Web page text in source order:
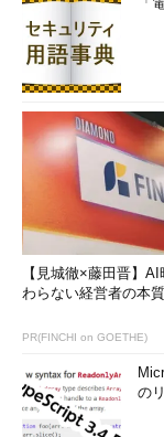
【見城徹×藤田晋】
わらない経営者の本質
PR(FINCHI on GOETHE)
の